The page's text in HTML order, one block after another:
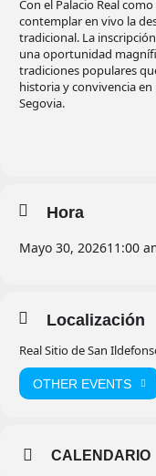
Con el Palacio Real
contemplar en vivo la
tradicional. La
una oportunidad
tradiciones populares
historia y convivencia
Segovia.
Hora
Mayo 30, 202611:00
Localización
Real Sitio de San
OTHER EVENTS
CALENDARIO